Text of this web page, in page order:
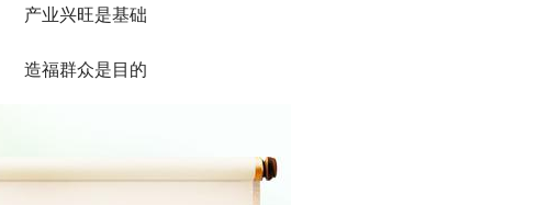
产业兴旺是基础
造福群众是目的